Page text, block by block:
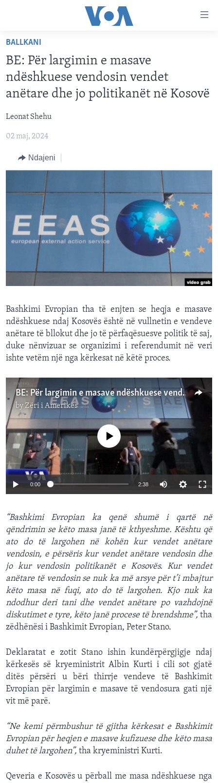
faqen
kryesore
tek
faqja
Kalo
tek
kërkimi
FAQJA KRYESORE
KATEGORITË
AMERIKA
BOTA
MJEDISI
KULTURË
SHKENCË DHE TEKNOLOGJI
SHËNDETËSI
INTERVISTA
DITARI
DITARI
Learning English
FOLLOW US
BALLKANI
BE: Për largimin e masave
ndëshkuese vendosin vendet
anëtare dhe jo politikanët në Kosovë
Leonat Shehu
02 maj, 2024
Ndajeni
Bashkimi Evropian tha të enjten se heqja e masave
ndëshkuese ndaj Kosovës është në vullnetin e vendeve
anëtare të bllokut dhe jo të përfaqësuesve politik të saj,
duke nënvizuar se organizimi i referendumit në veri
ishte vetëm një nga kërkesat në këtë proces.
BE: Për largimin e masave ndëshkuese vendosin vendet anëtare dhe jo politikanët në Kosovë
byZëri i Amerikës
No media source currently available
0:00 2:38
“Bashkimi Evropian ka qenë shumë i qartë në
qëndrimin se këto masa janë të kthyeshme. Kështu që
ato do të largohen në kohën kur vendet anëtare
vendosin, e përsëris kur vendet anëtare vendosin dhe
jo kur vendosin politikanët e Kosovës. Kur vendet
anëtare të vendosin se nuk ka më arsye për t’i mbajtur
këto masa në fuqi, ato do të largohen. Kjo nuk ka
ndodhur deri tani dhe vendet anëtare po vazhdojnë
diskutimet e tyre, këto janë procese të brendshme”, tha
zëdhënësi i Bashkimit Evropian, Peter Stano.
Deklaratat e zotit Stano ishin kundërpërgjigje ndaj
kërkesës së kryeministrit Albin Kurti i cili sot gjatë
ditës përsëri u bëri thirrje vendeve të Bashkimit
Evropian për largimin e masave të vendosura gati një
vit më parë.
“Ne kemi përmbushur të gjitha kërkesat e Bashkimit
Evropian për heqjen e masave kufizuese dhe këto masa
duhet të largohen”, tha kryeministri Kurti.
Qeveria e Kosovës u përball me masa ndëshkuese nga